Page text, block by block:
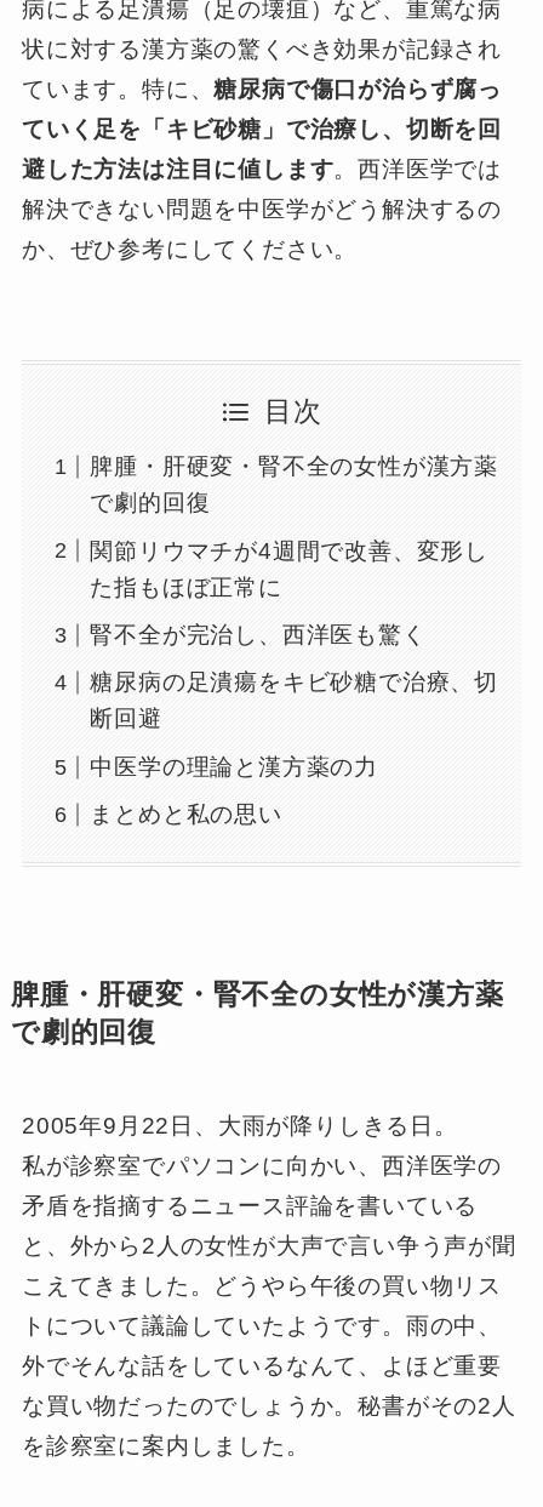
病による足潰瘍（足の壊疽）など、重篤な病
状に対する漢方薬の驚くべき効果が記録され
ています。特に、糖尿病で傷口が治らず腐っ
ていく足を「キビ砂糖」で治療し、切断を回
避した方法は注目に値します。西洋医学では
解決できない問題を中医学がどう解決するの
か、ぜひ参考にしてください。
目次
脾腫・肝硬変・腎不全の女性が漢方薬
で劇的回復
関節リウマチが4週間で改善、変形し
た指もほぼ正常に
腎不全が完治し、西洋医も驚く
糖尿病の足潰瘍をキビ砂糖で治療、切
断回避
中医学の理論と漢方薬の力
まとめと私の思い
脾腫・肝硬変・腎不全の女性が漢方薬
で劇的回復
2005年9月22日、大雨が降りしきる日。
私が診察室でパソコンに向かい、西洋医学の
矛盾を指摘するニュース評論を書いている
と、外から2人の女性が大声で言い争う声が聞
こえてきました。どうやら午後の買い物リス
トについて議論していたようです。雨の中、
外でそんな話をしているなんて、よほど重要
な買い物だったのでしょうか。秘書がその2人
を診察室に案内しました。